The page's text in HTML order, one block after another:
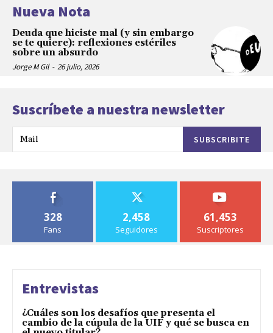
Nueva Nota
Deuda que hiciste mal (y sin embargo
se te quiere): reflexiones estériles
sobre un absurdo
Jorge M Gil - 26 julio, 2026
Suscríbete a nuestra newsletter
SUBSCRIBITE
328
Fans
2,458
Seguidores
61,453
Suscriptores
Entrevistas
¿Cuáles son los desafíos que presenta el
cambio de la cúpula de la UIF y qué se busca en